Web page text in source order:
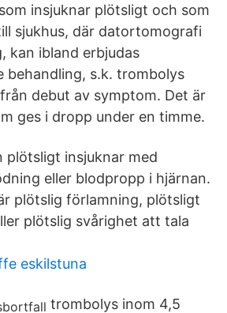
insjuknar plötsligt och som
sjukhus, där datortomografi
kan ibland erbjudas
behandling, s.k. trombolys
debut av symptom. Det är
ges i dropp under en timme.
plötsligt insjuknar med
eller blodpropp i hjärnan.
plötslig förlamning, plötsligt
plötslig svårighet att tala
eskilstuna
trombolys inom 4,5